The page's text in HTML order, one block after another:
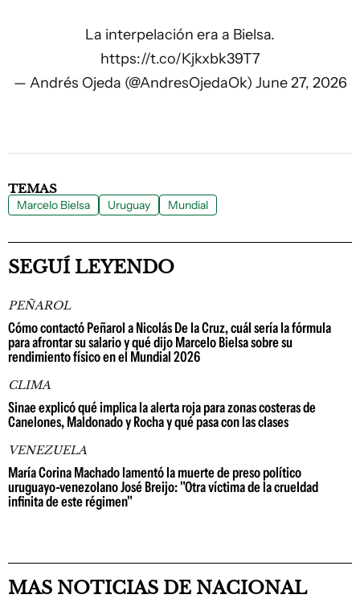
La interpelación era a Bielsa.
https://t.co/Kjkxbk39T7
— Andrés Ojeda (@AndresOjedaOk) June 27, 2026
TEMAS
Marcelo Bielsa Uruguay Mundial
SEGUÍ LEYENDO
PEÑAROL
Cómo contactó Peñarol a Nicolás De la Cruz, cuál sería la fórmula
para afrontar su salario y qué dijo Marcelo Bielsa sobre su
rendimiento físico en el Mundial 2026
CLIMA
Sinae explicó qué implica la alerta roja para zonas costeras de
Canelones, Maldonado y Rocha y qué pasa con las clases
VENEZUELA
María Corina Machado lamentó la muerte de preso político
uruguayo-venezolano José Breijo: "Otra víctima de la crueldad
infinita de este régimen"
MAS NOTICIAS DE NACIONAL